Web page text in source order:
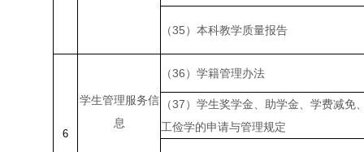
（35）本科教学质量报告
6
学生管理服务信
息
（36）学籍管理办法
（37）学生奖学金、助学金、学费减免
工俭学的申请与管理规定